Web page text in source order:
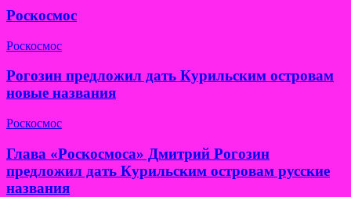
Роскосмос
Роскосмос
Рогозин предложил дать Курильским островам
новые названия
Роскосмос
Глава «Роскосмоса» Дмитрий Рогозин
предложил дать Курильским островам русские
названия